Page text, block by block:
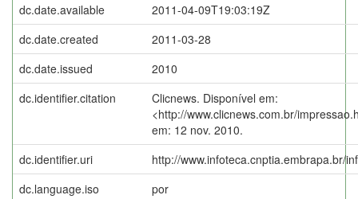
dc.date.available
2011-04-09T19:03:19Z
dc.date.created
2011-03-28
dc.date.issued
2010
dc.identifier.citation
Clicnews. Disponível em:
<http://www.clicnews.com.br/
em: 12 nov. 2010.
dc.identifier.uri
http://www.infoteca.cnptia.embrapa.br/
dc.language.iso
por